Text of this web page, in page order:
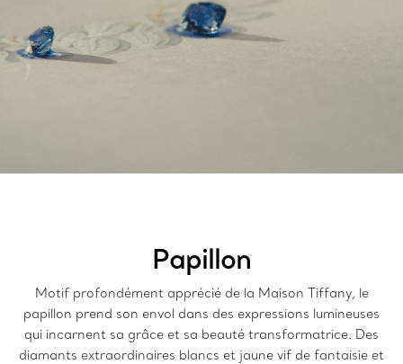
Papillon
Motif profondément apprécié de la Maison Tiffany, le
papillon prend son envol dans des expressions lumineuses
qui incarnent sa grâce et sa beauté transformatrice. Des
diamants extraordinaires blancs et jaune vif de fantaisie et